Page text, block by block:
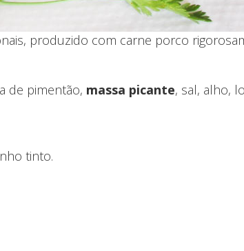
produzido com carne porco
de pimentão, massa picante, sal, alho,
tinto.